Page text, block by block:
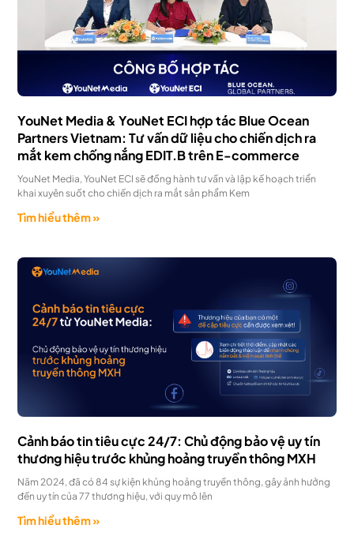
YouNet Media & YouNet ECI hợp tác Blue Ocean
Partners Vietnam: Tư vấn dữ liệu cho chiến dịch ra
mắt kem chống nắng EDIT.B trên E-commerce
YouNet Media, YouNet ECI sẽ đồng hành tư vấn và lập kế hoạch triển
khai xuyên suốt cho chiến dịch ra mắt sản phẩm Kem
Tìm hiểu thêm »
Cảnh báo tin tiêu cực 24/7: Chủ động bảo vệ uy tín
thương hiệu trước khủng hoảng truyền thông MXH
Năm 2024, đã có 84 sự kiện khủng hoảng truyền thông, gây ảnh hưởng
đến uy tín của 77 thương hiệu, với quy mô lên
Tìm hiểu thêm »